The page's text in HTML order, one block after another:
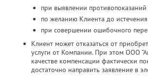
при выявлении
по желанию Клиента до
при совершении ошибочного
Клиент может отказаться от
услуги от Компании. При этом ООО
качестве компенсации фактически
достаточно направить заявление в